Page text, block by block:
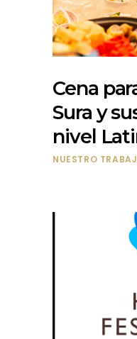
Cena
Sura y
nivel
NUESTRO